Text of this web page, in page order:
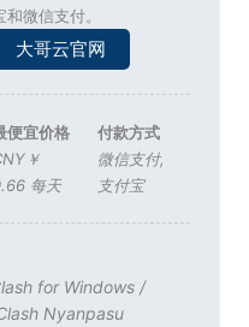
和微信支付。
大哥云官网
便宜价格
￥
每天
付款方式
微信支付,
支付宝
for Windows/
Nyanpasu